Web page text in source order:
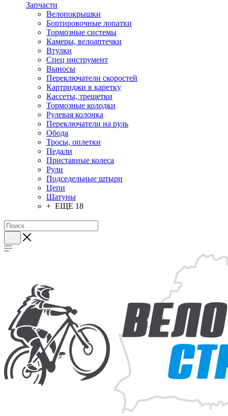
Запчасти
Велопокрышки
Бортировочные лопатки
Тормозные системы
Камеры, велоаптечки
Втулки
Спец инструмент
Выносы
Переключатели скоростей
Картриджи в каретку
Кассеты, трещетки
Тормозные колодки
Рулевая колонка
Переключатели на руль
Обода
Тросы, оплетки
Педали
Приставные колеса
Рули
Подседельные штыри
Цепи
Шатуны
+ ЕЩЕ 18